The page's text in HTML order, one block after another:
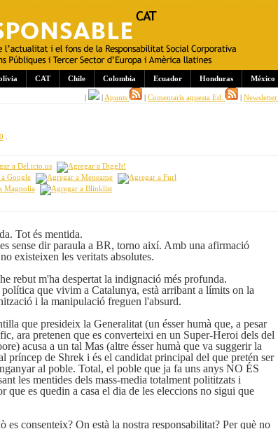
CAT Chile Colombia Ecuador Honduras México
| | Apunts | Comentaris aquesta Ed. | Newsletter
Tot és mentida.
sense dir paraula a BR, torno així. Amb una afirmació
existeixen les veritats absolutes.
rebut m'ha despertat la indignació més profunda.
que vivim a Catalunya, està arribant a límits on la
i la manipulació freguen l'absurd.
que presideix la Generalitat (un ésser humà que, a pesar
ara pretenen que es converteixi en un Super-Heroi dels del
acusa a un tal Mas (altre ésser humà que va suggerir la
príncep de Shrek i és el candidat principal del que pretén ser
al poble. Total, el poble que ja fa uns anys NO ÉS
les mentides dels mass-media totalment polititzats i
que es quedin a casa el dia de les eleccions no sigui que
es consenteix? On està la nostra responsabilitat? Per què no